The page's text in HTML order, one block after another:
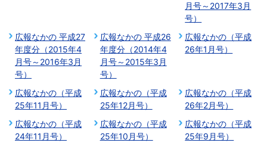
月号～2017年3月
号）
広報なかの 平成27
年度分（2015年4
月号～2016年3月
号）
広報なかの 平成26
年度分（2014年4
月号～2015年3月
号）
広報なかの（平成
26年1月号）
広報なかの（平成
25年11月号）
広報なかの（平成
25年12月号）
広報なかの（平成
26年2月号）
広報なかの（平成
24年11月号）
広報なかの（平成
25年10月号）
広報なかの（平成
25年9月号）